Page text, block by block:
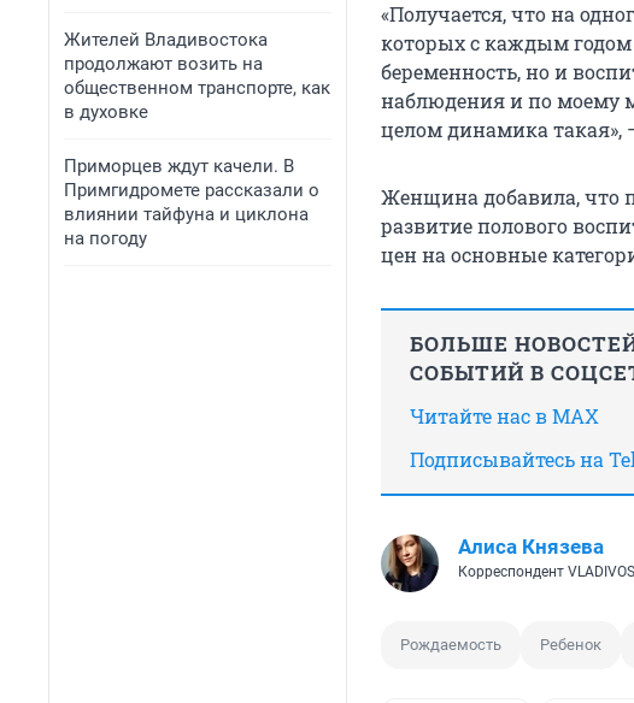
Жителей Владивостока
продолжают возить на
общественном транспорте, как
в духовке
Приморцев ждут качели. В
Примгидромете рассказали о
влиянии тайфуна и циклона
на погоду
«Получается, что на
которых с каждым годом
беременность, но и
наблюдения и по моему
целом динамика такая»,
Женщина добавила, что
развитие полового
цен на основные
БОЛЬШЕ
СОБЫТИЙ В
Читайте нас в MAX
Подписывайтесь на
Алиса Князева
Корреспондент
Рождаемость Ребенок